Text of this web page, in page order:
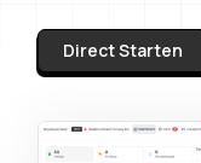
Direct Starten